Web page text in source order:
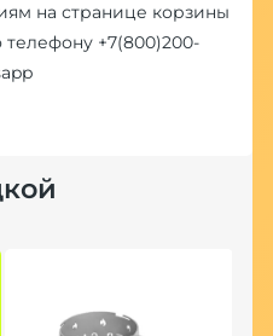
на странице корзины
телефону +7(800)200-